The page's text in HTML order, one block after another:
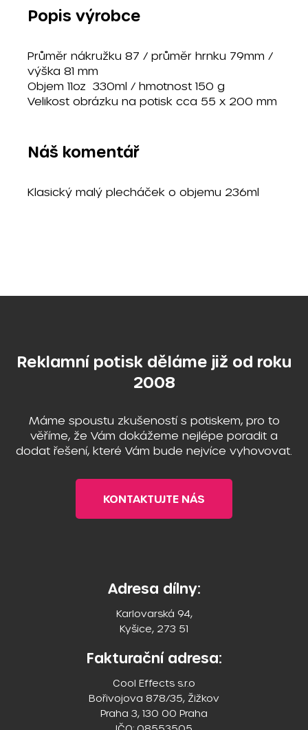
Popis výrobce
Průměr nákružku 87 / průměr hrnku 79mm /
výška 81 mm
Objem 11oz 330ml / hmotnost 150 g
Velikost obrázku na potisk cca 55 x 200 mm
Náš komentář
Klasický malý plecháček o objemu 236ml
Reklamní potisk děláme již od roku
2008
Máme spoustu zkušeností s potiskem, pro to
věříme, že Vám dokážeme nejlépe poradit a
dodat řešení, které Vám bude nejvíce vyhovovat.
KONTAKTUJTE NÁS
Adresa dílny:
Karlovarská 94,
Kyšice, 273 51
Fakturační adresa:
Cool Effects s.r.o
Bořivojova 878/35, Žižkov
Praha 3, 130 00 Praha